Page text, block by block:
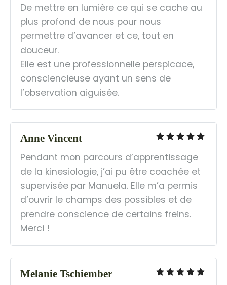
De mettre en lumière ce qui se cache au
plus profond de nous pour nous
permettre d’avancer et ce, tout en
douceur.
Elle est une professionnelle perspicace,
consciencieuse ayant un sens de
l’observation aiguisée.
Anne Vincent
Pendant mon parcours d’apprentissage
de la kinesiologie, j’ai pu être coachée et
supervisée par Manuela. Elle m’a permis
d’ouvrir le champs des possibles et de
prendre conscience de certains freins.
Merci !
Melanie Tschiember